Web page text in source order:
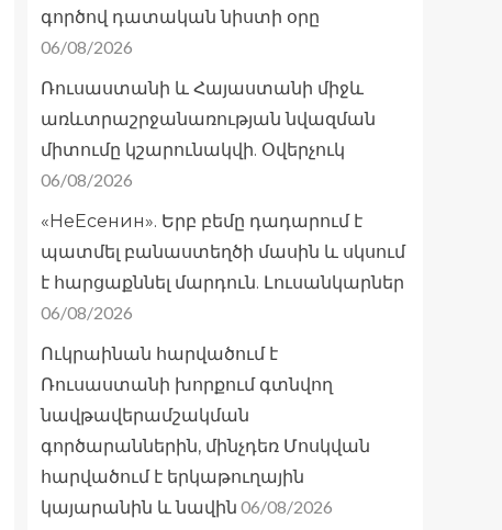
գործով դատական նիստի օրը
06/08/2026
Ռուսաստանի և Հայաստանի միջև
առևտրաշրջանառության նվազման
միտումը կշարունակվի. Օվերչուկ
06/08/2026
«НеЕсенин». Երբ բեմը դադարում է
պատմել բանաստեղծի մասին և սկսում
է հարցաքննել մարդուն. Լուսանկարներ
06/08/2026
Ուկրաինան հարվածում է
Ռուսաստանի խորքում գտնվող
նավթավերամշակման
գործարաններին, մինչդեռ Մոսկվան
հարվածում է երկաթուղային
կայարանին և նավին 06/08/2026